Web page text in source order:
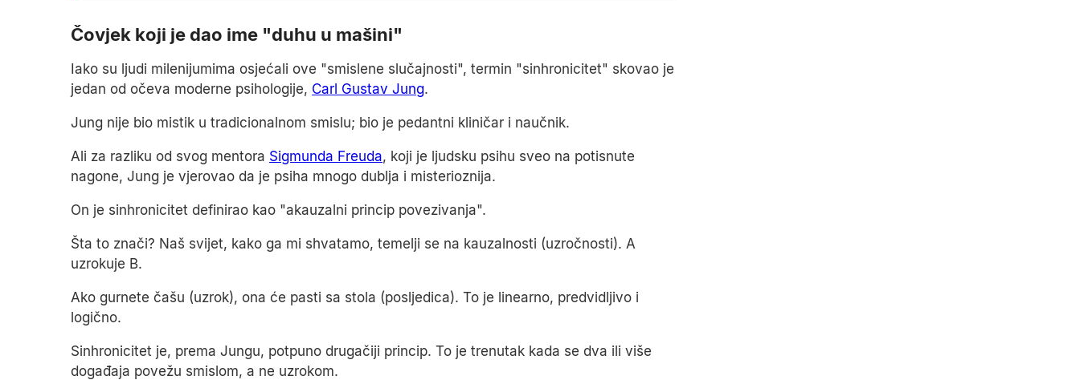
Čovjek koji je dao ime "duhu u mašini"
Iako su ljudi milenijumima osjećali ove "smislene slučajnosti", termin "sinhronicitet" skovao je
jedan od očeva moderne psihologije, Carl Gustav Jung.
Jung nije bio mistik u tradicionalnom smislu; bio je pedantni kliničar i naučnik.
Ali za razliku od svog mentora Sigmunda Freuda, koji je ljudsku psihu sveo na potisnute
nagone, Jung je vjerovao da je psiha mnogo dublja i misterioznija.
On je sinhronicitet definirao kao "akauzalni princip povezivanja".
Šta to znači? Naš svijet, kako ga mi shvatamo, temelji se na kauzalnosti (uzročnosti). A
uzrokuje B.
Ako gurnete čašu (uzrok), ona će pasti sa stola (posljedica). To je linearno, predvidljivo i
logično.
Sinhronicitet je, prema Jungu, potpuno drugačiji princip. To je trenutak kada se dva ili više
događaja povežu smislom, a ne uzrokom.